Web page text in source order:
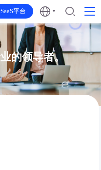
平台
的领导者。